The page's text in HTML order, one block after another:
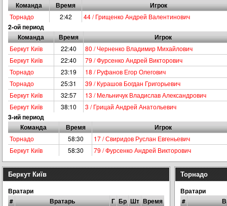
Команда
Время Игрок
Торнадо 2:42 44 / Грищенко Андрей Валентинович
2-ой период
Команда
Время Игрок
Беркут Київ 22:40
80 / Черненко Владимир Михайлович
Беркут Київ
22:40
79 / Фурсенко Андрей Викторович
Торнадо
23:19
18 / Руфанов Егор Олегович
Торнадо
25:31
39 / Курашов Богдан Григорьевич
Беркут Київ
32:57
13 / Мельничук Владислав Александрович
Беркут Київ
38:10 3 / Грицай Андрей Анатольевич
3-ий период
Команда
Время Игрок
Торнадо 58:30
17 / Свиридов Руслан Евгеньевич
Беркут Київ
58:30 79 / Фурсенко Андрей Викторович
Беркут Київ
Вратари
#
Вратарь Г Бр Шт Время
Торнадо
Вратари
#